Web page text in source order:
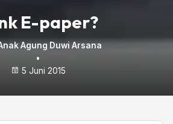
E-paper?
Agung Duwi Arsana
•
5 Juni 2015